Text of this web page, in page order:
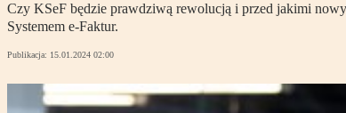
Czy KSeF będzie prawdziwą rewolucją i przed jakimi
Systemem e-Faktur.
Publikacja: 15.01.2024 02:00